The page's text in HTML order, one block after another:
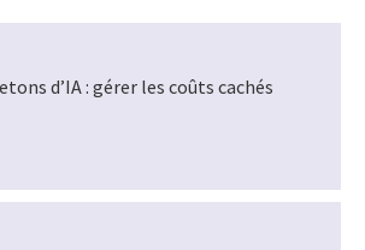
d’IA : gérer les coûts cachés